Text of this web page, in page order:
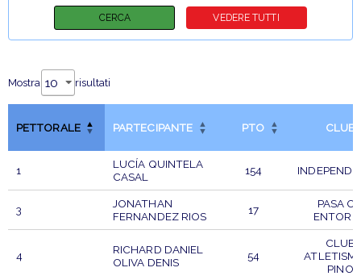
Mostra risultati
PETTORALE PARTECIPANTE PTO CLUB
1
LUCÍA QUINTELA
CASAL
154
3
JONATHAN
FERNANDEZ RIOS
17
PASA
4
RICHARD DANIEL
OLIVA DENIS
54
CLUB
PINO